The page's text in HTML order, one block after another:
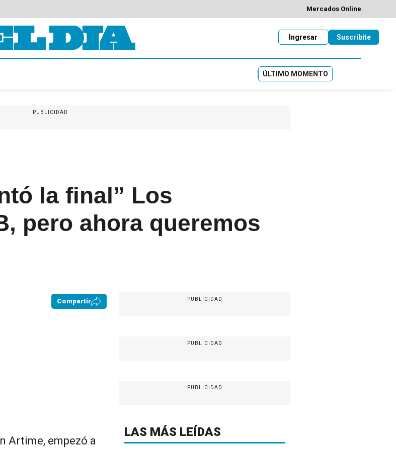
Mercados Online
Suscribite
Ingresar
ÚLTIMO MOMENTO
PUBLICIDAD
la final” Los
pero ahora queremos
Compartir
Artime, empezó a
PUBLICIDAD
PUBLICIDAD
PUBLICIDAD
LAS MÁS LEÍDAS